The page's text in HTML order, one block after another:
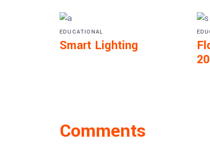
EDUCATIONAL
Smart Lighting
Comments